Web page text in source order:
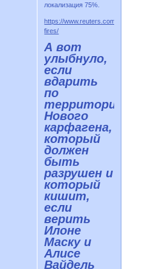
локализация 75%.
https://www.reuters.com/world/usa/
fires/
А вот
улыбнуло,
если
вдарить
по
территории
Нового
карфагена,
который
должен
быть
разрушен и
который
кишит,
если
верить
Илоне
Маску и
Алисе
Вайдель